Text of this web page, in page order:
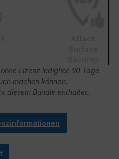
Lizenz lediglich 90 Tage
machen können.
diesem Bundle enthalten.